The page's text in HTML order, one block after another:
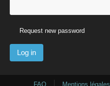
Request new password
FAQ Mentions légales